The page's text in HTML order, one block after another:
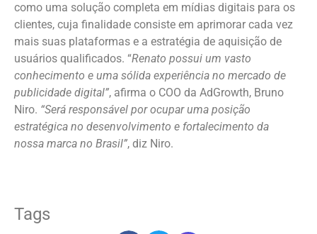
como uma solução completa em mídias digitais para os
clientes, cuja finalidade consiste em aprimorar cada vez
mais suas plataformas e a estratégia de aquisição de
usuários qualificados. “Renato possui um vasto
conhecimento e uma sólida experiência no mercado de
publicidade digital”, afirma o COO da AdGrowth, Bruno
Niro. “Será responsável por ocupar uma posição
estratégica no desenvolvimento e fortalecimento da
nossa marca no Brasil”, diz Niro.
Tags